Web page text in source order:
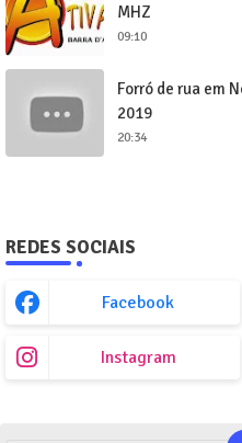
MHZ
09:10
Forró de rua em
2019
20:34
REDES SOCIAIS
Facebook
Instagram